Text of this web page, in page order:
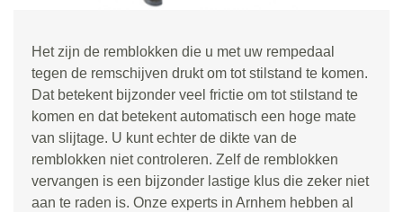
Het zijn de remblokken die u met uw rempedaal
tegen de remschijven drukt om tot stilstand te komen.
Dat betekent bijzonder veel frictie om tot stilstand te
komen en dat betekent automatisch een hoge mate
van slijtage. U kunt echter de dikte van de
remblokken niet controleren. Zelf de remblokken
vervangen is een bijzonder lastige klus die zeker niet
aan te raden is. Onze experts in Arnhem hebben al